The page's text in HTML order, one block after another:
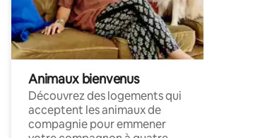
Animaux bienvenus
Découvrez des logements qui
acceptent les animaux de
compagnie pour emmener